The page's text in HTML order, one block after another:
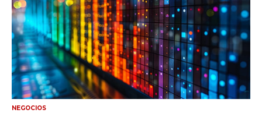
NEGOCIOS